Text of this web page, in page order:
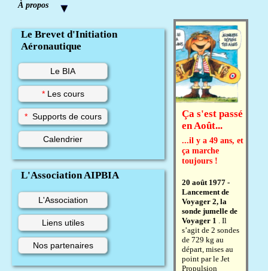
À propos
Le Brevet d'Initiation
Aéronautique
Le BIA
* Les cours
* Supports de cours
Calendrier
L'Association AIPBIA
L'Association
Liens utiles
Nos partenaires
Ça s'est passé
en Août...
...il y a 49 ans, et
ça marche
toujours !
20 août 1977 -
Lancement de
Voyager 2, la
sonde jumelle de
Voyager 1
. Il
s’agit de 2 sondes
de 729 kg au
départ, mises au
point par le Jet
Propulsion